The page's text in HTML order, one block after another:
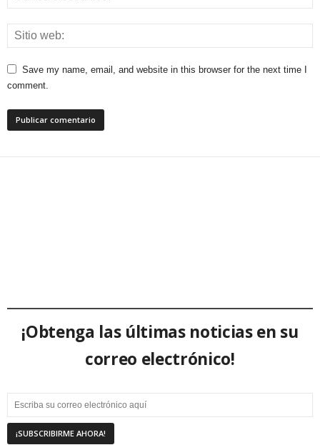
Save my name, email, and website in this browser for the next time I
comment.
¡Obtenga las últimas noticias en su
correo electrónico!